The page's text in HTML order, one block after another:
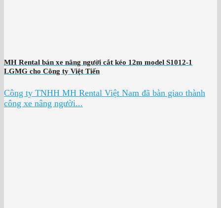
MH Rental bán xe nâng người cắt kéo 12m model S1012-1
LGMG cho Công ty Việt Tiến
Công ty TNHH MH Rental Việt Nam đã bàn giao thành
công xe nâng người...